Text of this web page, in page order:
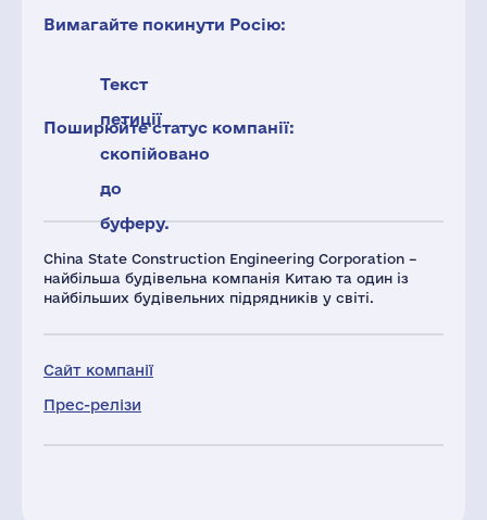
China State Construction Engineering Corporation –
найбільша будівельна компанія Китаю та один із
найбільших будівельних підрядників у світі.
Сайт компанії
Прес-релізи
Вимагайте покинути Росію:
Текст
петиції
скопійовано
до
буферу.
Поширюйте статус компанії: